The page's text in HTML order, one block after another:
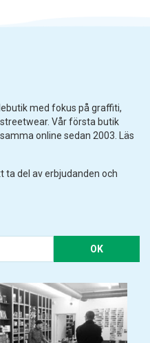
med fokus på graffiti,
Vår första butik
online sedan 2003. Läs
ta del av erbjudanden och
OK